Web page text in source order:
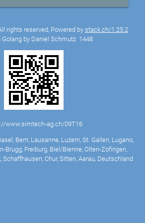
rights reserved, Powered by stack.ch/1.25.2
by Daniel Schmutz 1448
www.simtech-ag.ch/09T16
Bern, Lausanne, Luzern, St. Gallen, Lugano,
Brugg, Freiburg, Biel/Bienne, Olten-Zofingen,
Schaffhausen, Chur, Sitten, Aarau, Deutschland